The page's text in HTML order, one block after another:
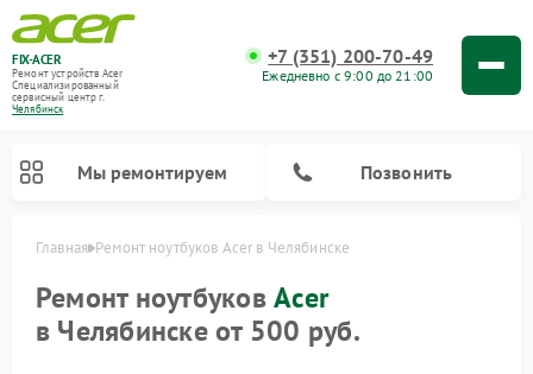
FIX-ACER
Ремонт устройств Acer
Специализированный
cервисный центр г.
Челябинск
+7 (351) 200-70-49
Ежедневно с 9:00 до 21:00
Мы ремонтируем Позвонить
Главная Ремонт ноутбуков Acer в Челябинске
Ремонт ноутбуковAcer
в Челябинске от 500 руб.